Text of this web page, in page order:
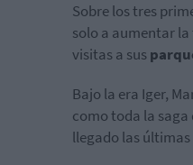
Sobre los tres
solo a aumentar
visitas a sus
Bajo la era Iger,
como toda la saga
llegado las